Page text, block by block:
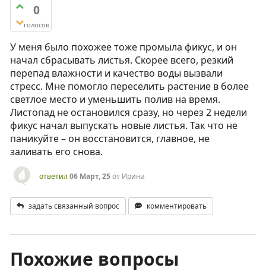
0
голосов
У меня было похожее тоже промыла фикус, и он
начал сбрасывать листья. Скорее всего, резкий
перепад влажности и качество воды вызвали
стресс. Мне помогло переселить растение в более
светлое место и уменьшить полив на время.
Листопад не остановился сразу, но через 2 недели
фикус начал выпускать новые листья. Так что не
паникуйте – он восстановится, главное, не
заливать его снова.
ответил 06 Март, 25от Ирина
задать связанный вопрос комментировать
Похожие вопросы